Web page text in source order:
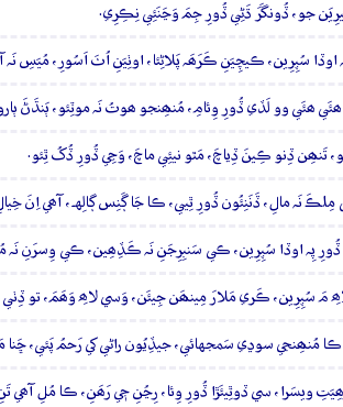
جو، ڏُونگَرَ ڌَڻِي ڏُورِ جِمَ وَڃَنَئِي نِڪِرِي.
اوڏا سُپِرِين، ڪيچِيَنِ ڪَرَھَہ پَلاڻِئا، اوٺِيَنِ اُٺَ اَسُورِ، مُيَسِ
ھئَي وو لَڏي ڏُورِ وِئامِ، مُنھِنجو ھوتُ نَہ موٽِئو، ٻَنڌَڻَ
ڏِنو ڪِينَ ڏِياچَ، مَٿو نيئِي ماچَ، وَڃِي ڏُورِ ڏُکُ ٿِئو.
نَہ مالِ، ڏَنَنِئُون ڏُورِ ٿِيي، ڪا جَا ڳَنِس ڳالِهہ، آھي اِنَ
پِہ اوڏا سُپِرِين، ڪي سَنبِرِجَنِ نَہ ڪَڏِھِين، ڪي وِسرَنِ نَہ
مَ سُپِرِين، ڪَري مَلارَ مِينھَن جِيئَن، وَسي لاھِ وَھَمَ، تو
مُنھِنجي سوڍي سَمجهائي، جيڏِيُون راڻي کي رَحمُ پَئي، ڇَنا
ويسَرا، سي ڏوٿِيئَڙا ڏُورِ وِئا، رِڃُنِ جٖي رَھَنِ، ڪا مُلِ آھي